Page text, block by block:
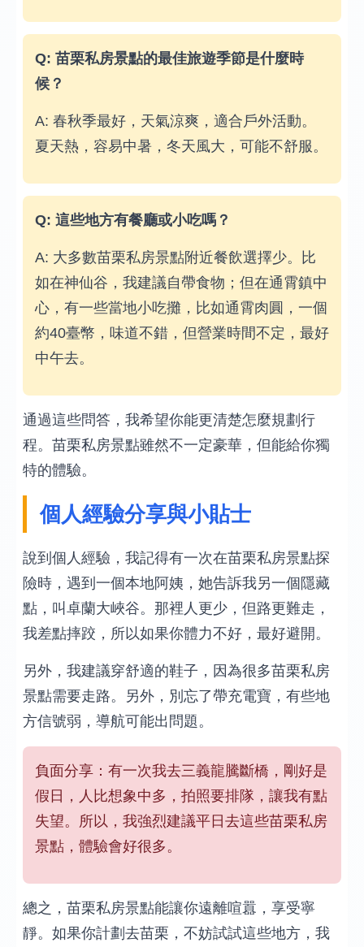
Q: 苗栗私房景點的最佳旅遊季節是什麼時
候？
A: 春秋季最好，天氣涼爽，適合戶外活動。
夏天熱，容易中暑，冬天風大，可能不舒服。
Q: 這些地方有餐廳或小吃嗎？
A: 大多數苗栗私房景點附近餐飲選擇少。比
如在神仙谷，我建議自帶食物；但在通霄鎮中
心，有一些當地小吃攤，比如通霄肉圓，一個
約40臺幣，味道不錯，但營業時間不定，最好
中午去。
通過這些問答，我希望你能更清楚怎麼規劃行
程。苗栗私房景點雖然不一定豪華，但能給你獨
特的體驗。
個人經驗分享與小貼士
說到個人經驗，我記得有一次在苗栗私房景點探
險時，遇到一個本地阿姨，她告訴我另一個隱藏
點，叫卓蘭大峽谷。那裡人更少，但路更難走，
我差點摔跤，所以如果你體力不好，最好避開。
另外，我建議穿舒適的鞋子，因為很多苗栗私房
景點需要走路。另外，別忘了帶充電寶，有些地
方信號弱，導航可能出問題。
負面分享：有一次我去三義龍騰斷橋，剛好是
假日，人比想象中多，拍照要排隊，讓我有點
失望。所以，我強烈建議平日去這些苗栗私房
景點，體驗會好很多。
總之，苗栗私房景點能讓你遠離喧囂，享受寧
靜。如果你計劃去苗栗，不妨試試這些地方，我